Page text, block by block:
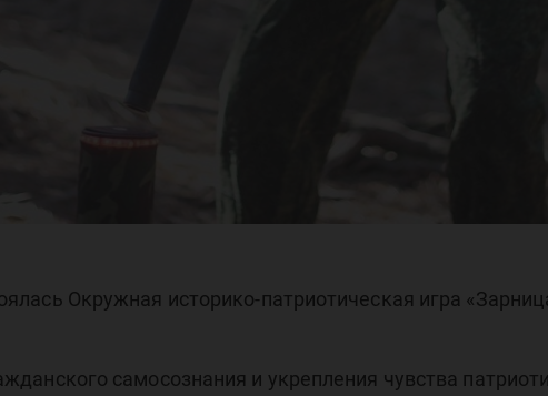
Окружная историко-патриотическая игра
самосознания и укрепления чувства